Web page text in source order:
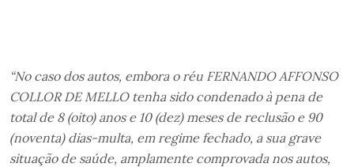
“No caso dos autos, embora o réu FERNANDO AFFONSO
COLLOR DE MELLO tenha sido condenado à pena de
total de 8 (oito) anos e 10 (dez) meses de reclusão e 90
(noventa) dias-multa, em regime fechado, a sua grave
situação de saúde, amplamente comprovada nos autos,